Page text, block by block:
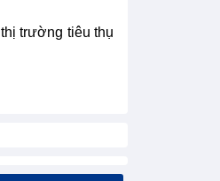
trường tiêu thụ